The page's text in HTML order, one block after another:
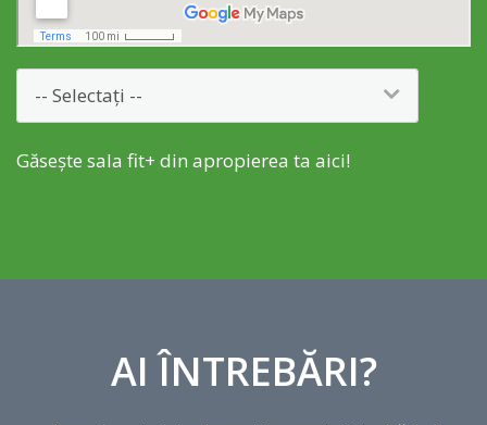
Găsește sala fit+ din apropierea ta aici!
AI ÎNTREBĂRI?